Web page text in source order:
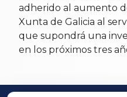
adherido al aumento
Xunta de Galicia al
que supondrá una
en los próximos tres